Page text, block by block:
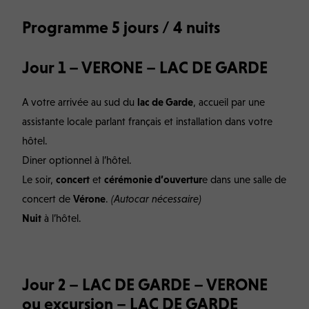
Programme 5 jours / 4 nuits
Jour 1 – VERONE – LAC DE GARDE
A votre arrivée au sud du lac de Garde, accueil par une
assistante locale parlant français et installation dans votre
hôtel.
Diner optionnel à l’hôtel.
Le soir,concert etcérémonie d’ouverture dans une salle de
concert deVérone.(Autocar nécessaire)
Nuit à l’hôtel.
Jour 2 – LAC DE GARDE – VERONE
ou excursion – LAC DE GARDE